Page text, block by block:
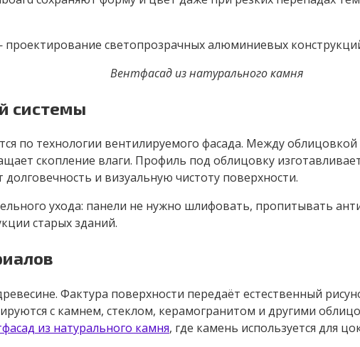
Вентфасад из натурального камня
системы
по технологии вентилируемого фасада. Между
скопление влаги. Профиль под облицовку
и визуальную чистоту поверхности.
ухода: панели не нужно шлифовать, пропитывать
старых зданий.
Фактура поверхности передаёт естественный
с камнем, стеклом, керамогранитом и другими
из натурального камня, где камень используется для